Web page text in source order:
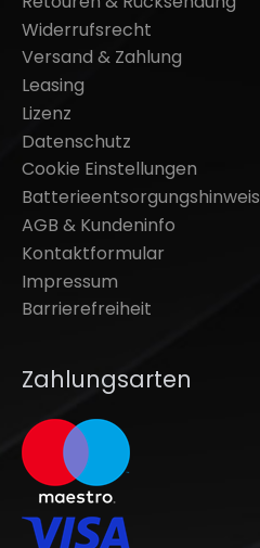
Widerrufsrecht
Versand & Zahlung
Leasing
Lizenz
Datenschutz
Cookie Einstellungen
Batterieentsorgungshinweis
AGB & Kundeninfo
Kontaktformular
Impressum
Barrierefreiheit
Zahlungsarten